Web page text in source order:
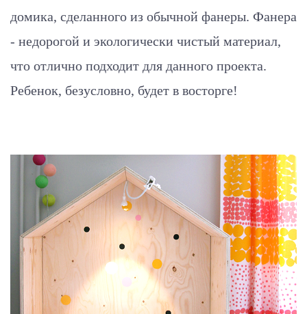
домика, сделанного из обычной фанеры. Фанера
- недорогой и экологически чистый материал,
что отлично подходит для данного проекта.
Ребенок, безусловно, будет в восторге!